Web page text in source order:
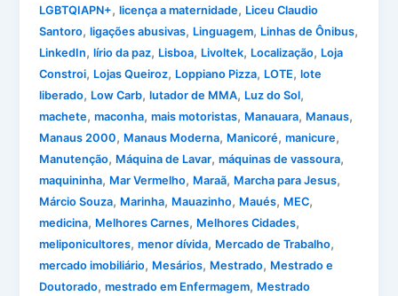
LGBTQIAPN+,licença a maternidade, Liceu Claudio
Santoro,ligações abusivas, Linguagem, Linhas de Ônibus,
LinkedIn,lírio da paz, Lisboa, Livoltek, Localização, Loja
Constroi, Lojas Queiroz, Loppiano Pizza, LOTE,lote
liberado, Low Carb,lutador de MMA, Luz do Sol,
machete,maconha,mais motoristas, Manauara, Manaus,
Manaus 2000, Manaus Moderna, Manicoré,manicure,
Manutenção, Máquina de Lavar,máquinas de vassoura,
maquininha, Mar Vermelho, Maraã, Marcha para Jesus,
Márcio Souza, Marinha, Mauazinho, Maués, MEC,
medicina, Melhores Carnes, Melhores Cidades,
meliponicultores,menor dívida, Mercado de Trabalho,
mercado imobiliário, Mesários, Mestrado, Mestrado e
Doutorado,mestrado em Enfermagem, Mestrado